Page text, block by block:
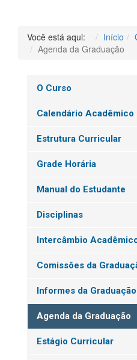
Você está aqui: Início
Agenda da Graduação
O Curso
Calendário Acadêmico
Estrutura Curricular
Grade Horária
Manual do Estudante
Disciplinas
Intercâmbio
Comissões da
Informes da Graduação
Agenda da Graduação
Estágio Curricular